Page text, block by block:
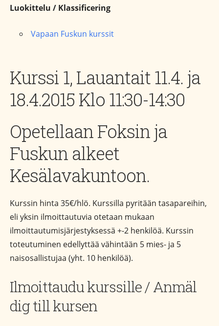
Luokittelu / Klassificering
Vapaan Fuskun kurssit
Kurssi 1, Lauantait 11.4. ja
18.4.2015 Klo 11:30-14:30
Opetellaan Foksin ja
Fuskun alkeet
Kesälavakuntoon.
Kurssin hinta 35€/hlö. Kurssilla pyritään tasapareihin,
eli yksin ilmoittautuvia otetaan mukaan
ilmoittautumisjärjestyksessä +-2 henkilöä. Kurssin
toteutuminen edellyttää vähintään 5 mies- ja 5
naisosallistujaa (yht. 10 henkilöä).
Ilmoittaudu kurssille / Anmäl
dig till kursen